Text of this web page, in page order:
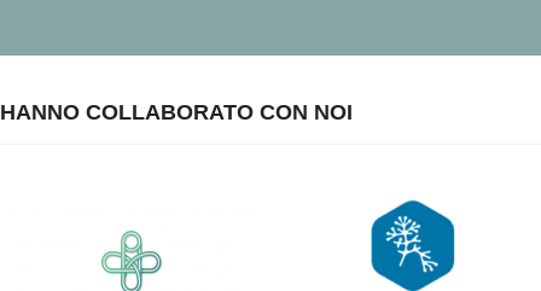
HANNO COLLABORATO CON NOI